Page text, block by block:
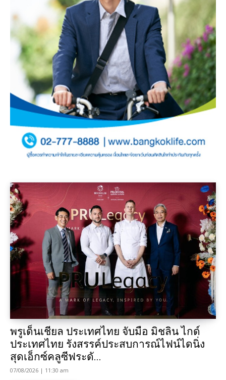
พรูเด็นเชียล ประเทศไทย จับมือ มิชลิน ไกด์
ประเทศไทย รังสรรค์ประสบการณ์ไฟน์ไดนิ่ง
สุดเอ็กซ์คลูซีฟระดั...
07/08/2026 | 11:30 am